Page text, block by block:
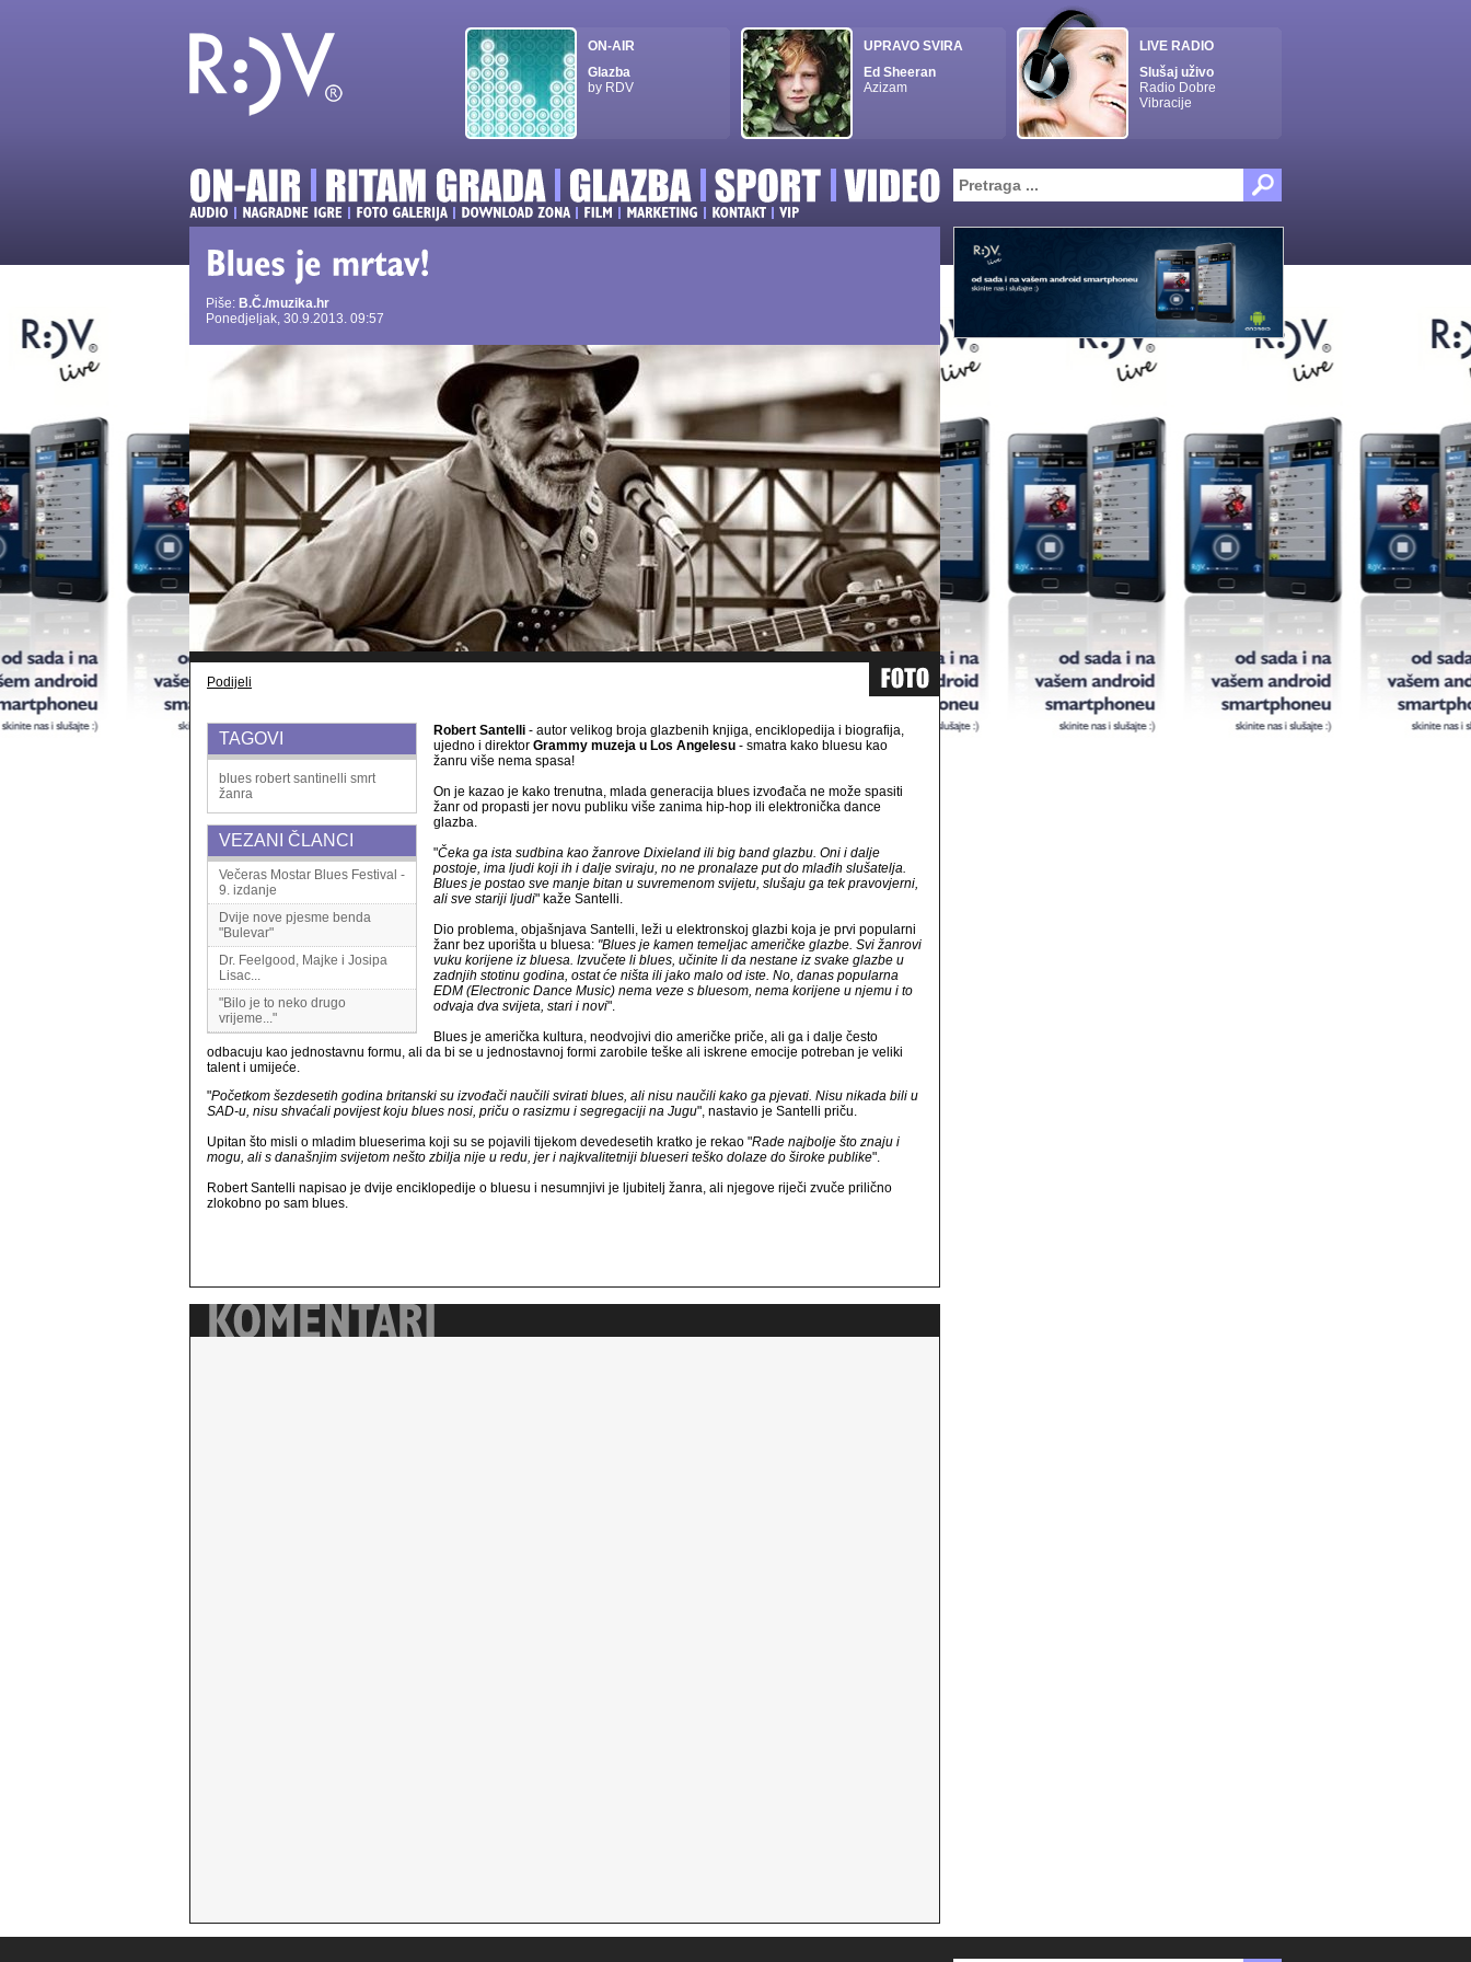
ON-AIR
Glazba
by RDV
UPRAVO SVIRA
Ed Sheeran
Azizam
LIVE RADIO
Slušaj uživo
Radio Dobre
Vibracije
Piše: B.Č./muzika.hr
Ponedjeljak, 30.9.2013. 09:57
Podijeli
TAGOVI
blues robert santinelli smrt
žanra
VEZANI ČLANCI
Večeras Mostar Blues Festival -
9. izdanje
Dvije nove pjesme benda
"Bulevar"
Dr. Feelgood, Majke i Josipa
Lisac...
"Bilo je to neko drugo
vrijeme..."
Robert Santelli - autor velikog broja glazbenih knjiga, enciklopedija i biografija,
ujedno i direktor Grammy muzeja u Los Angelesu - smatra kako bluesu kao
žanru više nema spasa!
On je kazao je kako trenutna, mlada generacija blues izvođača ne može spasiti
žanr od propasti jer novu publiku više zanima hip-hop ili elektronička dance
glazba.
"Čeka ga ista sudbina kao žanrove Dixieland ili big band glazbu. Oni i dalje
postoje, ima ljudi koji ih i dalje sviraju, no ne pronalaze put do mlađih slušatelja.
Blues je postao sve manje bitan u suvremenom svijetu, slušaju ga tek pravovjerni,
ali sve stariji ljudi" kaže Santelli.
Dio problema, objašnjava Santelli, leži u elektronskoj glazbi koja je prvi popularni
žanr bez uporišta u bluesa: "Blues je kamen temeljac američke glazbe. Svi žanrovi
vuku korijene iz bluesa. Izvučete li blues, učinite li da nestane iz svake glazbe u
zadnjih stotinu godina, ostat će ništa ili jako malo od iste. No, danas popularna
EDM (Electronic Dance Music) nema veze s bluesom, nema korijene u njemu i to
odvaja dva svijeta, stari i novi".
Blues je američka kultura, neodvojivi dio američke priče, ali ga i dalje često
odbacuju kao jednostavnu formu, ali da bi se u jednostavnoj formi zarobile teške ali iskrene emocije potreban je veliki
talent i umijeće.
"Početkom šezdesetih godina britanski su izvođači naučili svirati blues, ali nisu naučili kako ga pjevati. Nisu nikada bili u
SAD-u, nisu shvaćali povijest koju blues nosi, priču o rasizmu i segregaciji na Jugu", nastavio je Santelli priču.
Upitan što misli o mladim blueserima koji su se pojavili tijekom devedesetih kratko je rekao "Rade najbolje što znaju i
mogu, ali s današnjim svijetom nešto zbilja nije u redu, jer i najkvalitetniji blueseri teško dolaze do široke publike".
Robert Santelli napisao je dvije enciklopedije o bluesu i nesumnjivi je ljubitelj žanra, ali njegove riječi zvuče prilično
zlokobno po sam blues.